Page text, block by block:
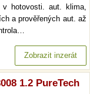
hotovosti. aut. klima,
a prověřených aut. až
Zobrazit inzerát
1.2 PureTech